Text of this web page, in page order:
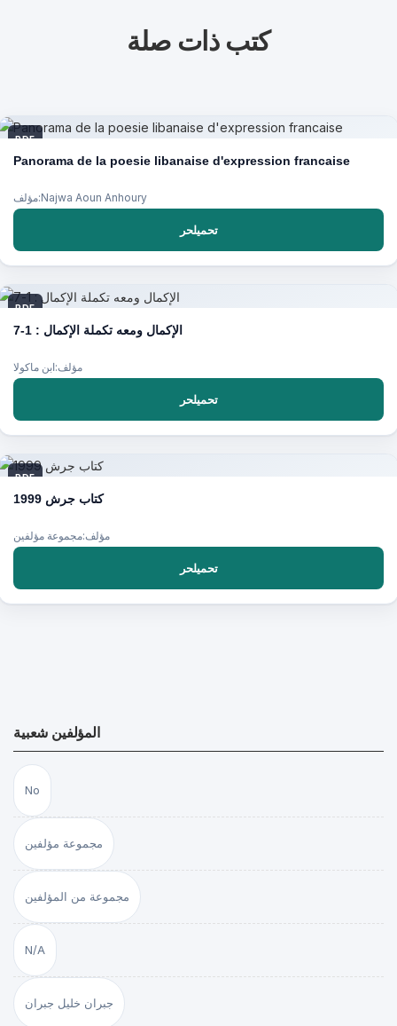
كتب ذات صلة
PDF
Panorama de la poesie libanaise d'expression francaise
مؤلف:Najwa Aoun Anhoury
تحميلحر
PDF
الإكمال ومعه تكملة الإكمال : 1-7
مؤلف:ابن ماكولا
تحميلحر
PDF
كتاب جرش 1999
مؤلف:مجموعة مؤلفين
تحميلحر
المؤلفين شعبية
No
مجموعة مؤلفين
مجموعة من المؤلفين
N/A
جبران خليل جبران